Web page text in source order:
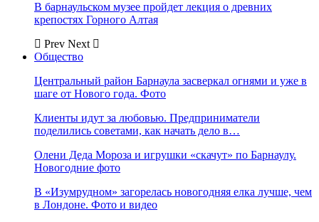
В барнаульском музее пройдет лекция о древних
крепостях Горного Алтая
Prev Next
Общество
Центральный район Барнаула засверкал огнями и уже в
шаге от Нового года. Фото
Клиенты идут за любовью. Предприниматели
поделились советами, как начать дело в…
Олени Деда Мороза и игрушки «скачут» по Барнаулу.
Новогодние фото
В «Изумрудном» загорелась новогодняя елка лучше, чем
в Лондоне. Фото и видео